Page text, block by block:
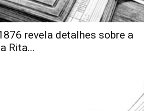
revela detalhes sobre a
Rita...